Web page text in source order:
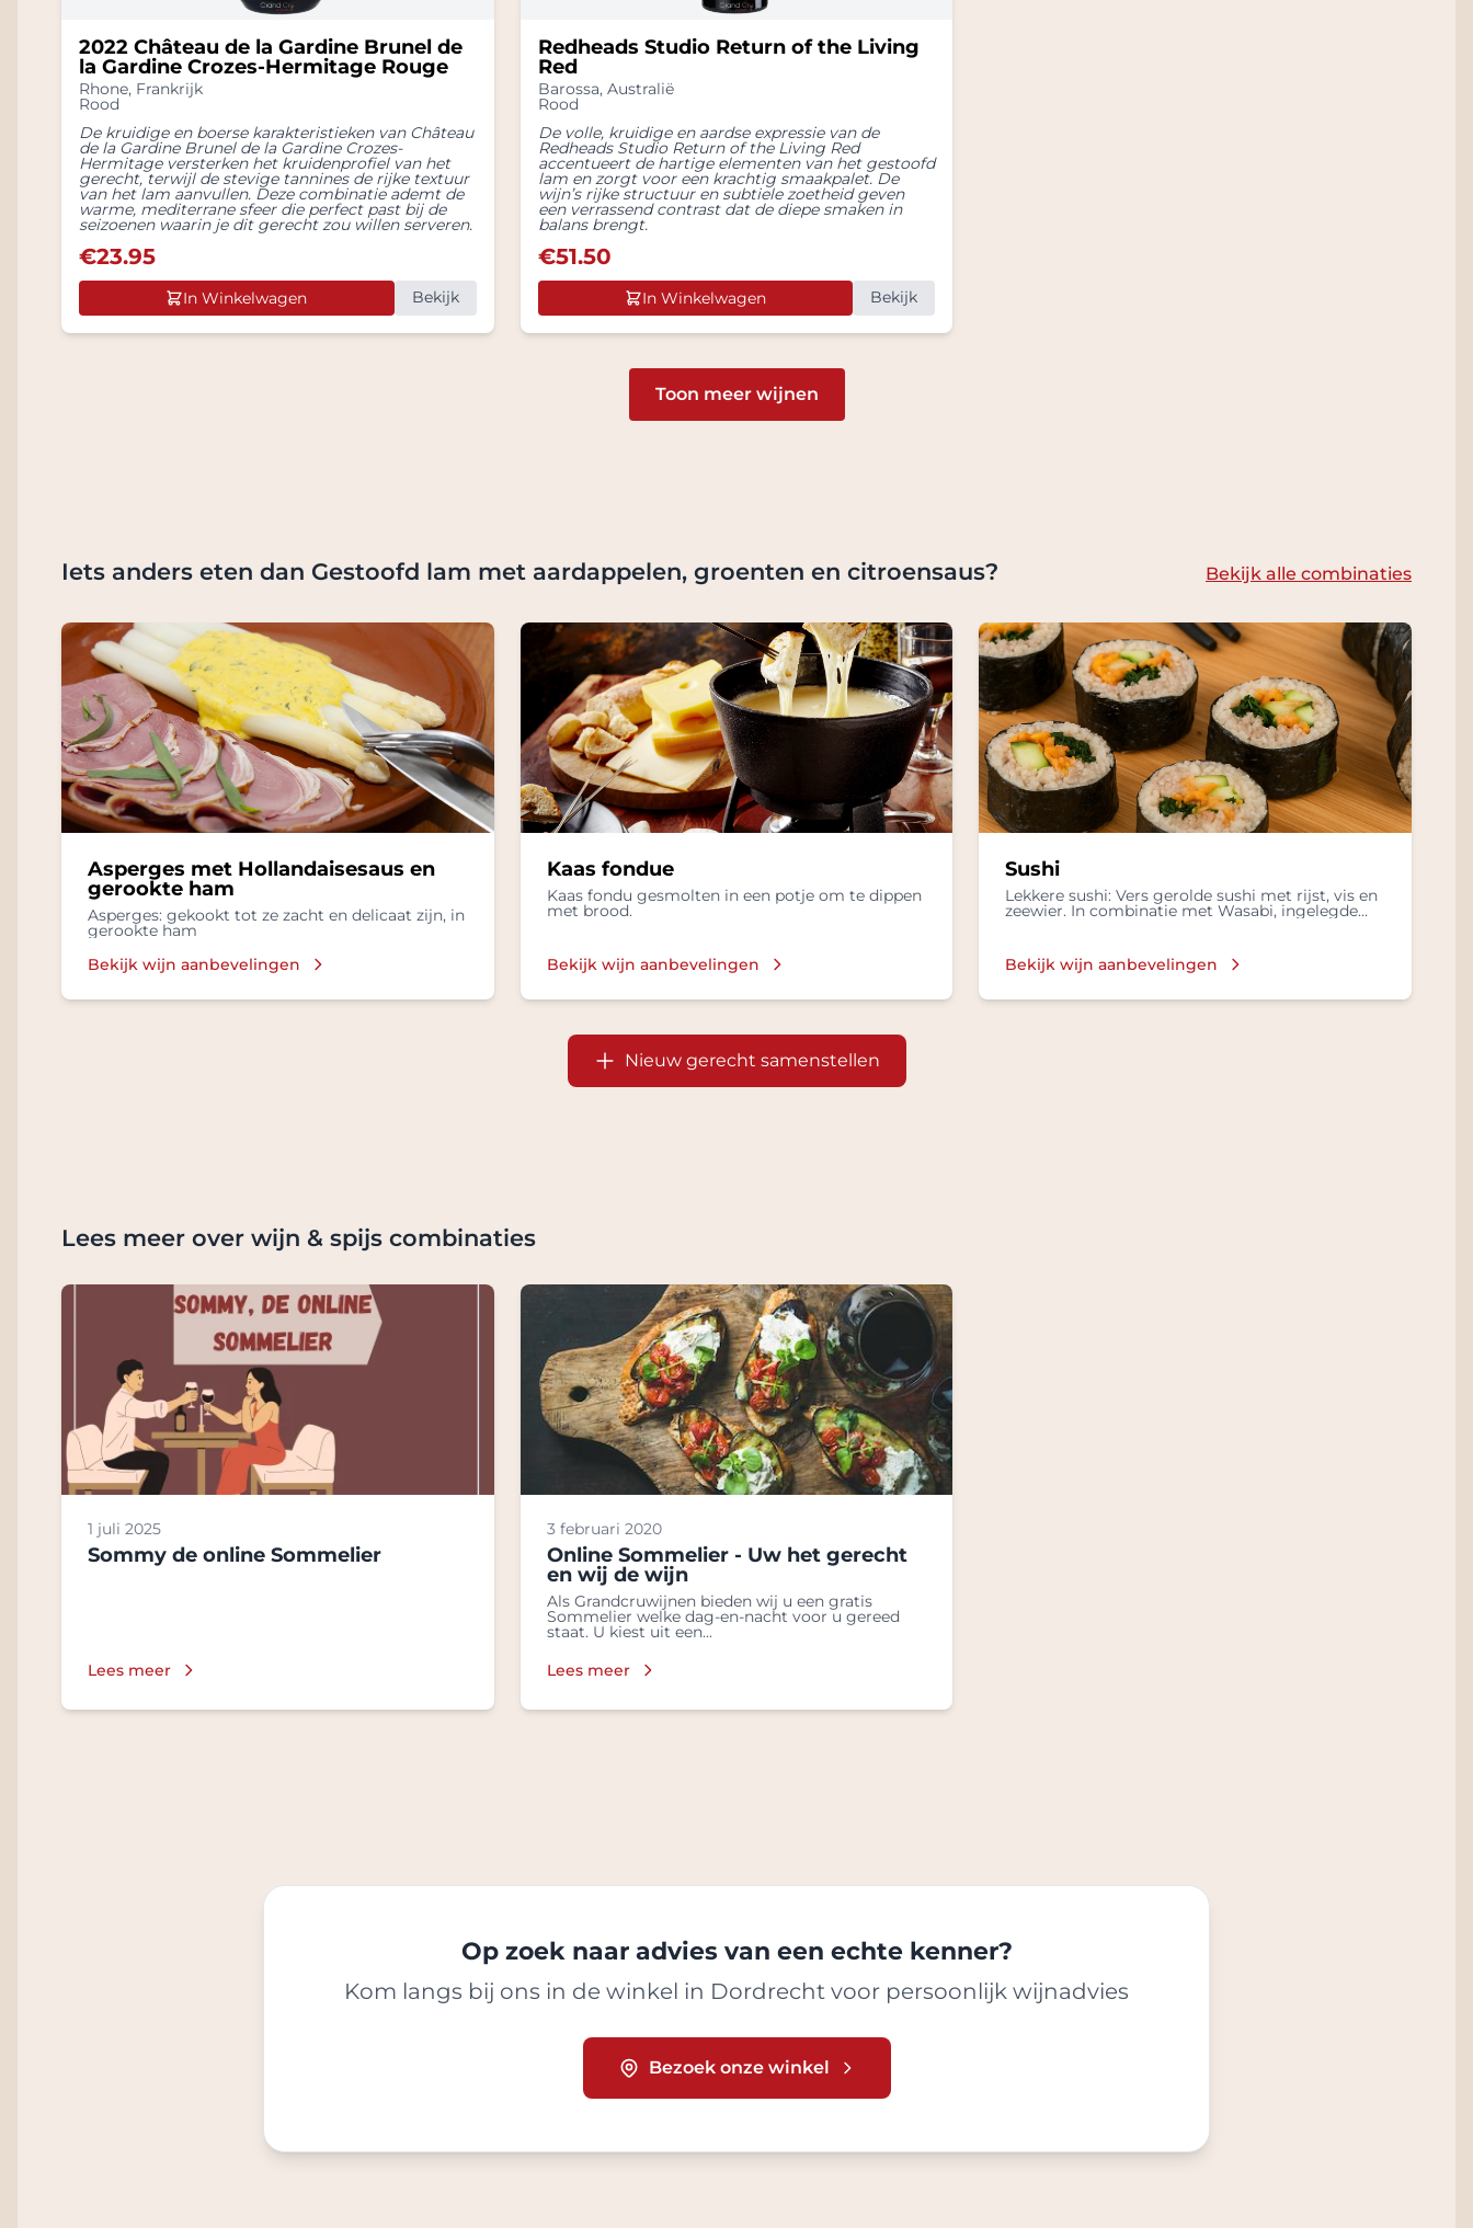
2022 Château de la Gardine Brunel de
la Gardine Crozes-Hermitage Rouge
Rhone, Frankrijk
Rood
De kruidige en boerse karakteristieken van Château
de la Gardine Brunel de la Gardine Crozes-
Hermitage versterken het kruidenprofiel van het
gerecht, terwijl de stevige tannines de rijke textuur
van het lam aanvullen. Deze combinatie ademt de
warme, mediterrane sfeer die perfect past bij de
seizoenen waarin je dit gerecht zou willen serveren.
€23.95
In Winkelwagen Bekijk
Redheads Studio Return of the Living
Red
Barossa, Australië
Rood
De volle, kruidige en aardse expressie van de
Redheads Studio Return of the Living Red
accentueert de hartige elementen van het gestoofd
lam en zorgt voor een krachtig smaakpalet. De
wijn’s rijke structuur en subtiele zoetheid geven
een verrassend contrast dat de diepe smaken in
balans brengt.
€51.50
In Winkelwagen Bekijk
Toon meer wijnen
Iets anders eten dan Gestoofd lam met aardappelen, groenten en citroensaus? Bekijk alle combinaties
Asperges met Hollandaisesaus en
gerookte ham
Asperges: gekookt tot ze zacht en delicaat zijn, in
gerookte ham
Bekijk wijn aanbevelingen
Kaas fondue
Kaas fondu gesmolten in een potje om te dippen
met brood.
Bekijk wijn aanbevelingen
Sushi
Lekkere sushi: Vers gerolde sushi met rijst, vis en
zeewier. In combinatie met Wasabi, ingelegde
Bekijk wijn aanbevelingen
Nieuw gerecht samenstellen
Lees meer over wijn & spijs combinaties
1 juli 2025
Sommy de online Sommelier
Lees meer
3 februari 2020
Online Sommelier - Uw het gerecht
en wij de wijn
Als Grandcruwijnen bieden wij u een gratis
Sommelier welke dag-en-nacht voor u gereed
staat. U kiest uit een...
Lees meer
Op zoek naar advies van een echte kenner?
Kom langs bij ons in de winkel in Dordrecht voor persoonlijk wijnadvies
Bezoek onze winkel